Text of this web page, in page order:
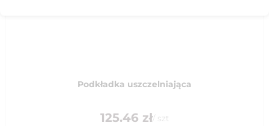
Podkładka uszczelniająca
125.46 zł/ szt